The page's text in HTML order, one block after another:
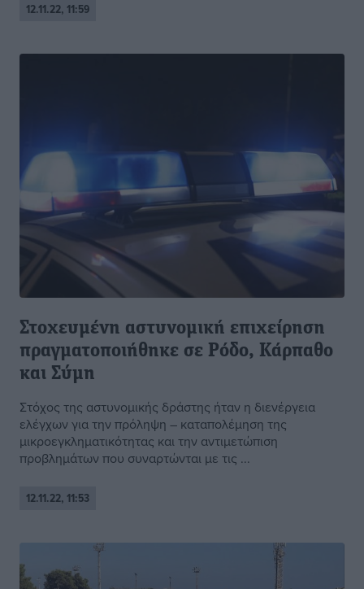
12.11.22, 11:59
Στοχευμένη αστυνομική επιχείρηση
πραγματοποιήθηκε σε Ρόδο, Κάρπαθο
και Σύμη
Στόχος της αστυνομικής δράστης ήταν η διενέργεια
ελέγχων για την πρόληψη – καταπολέμηση της
μικροεγκληματικότητας και την αντιμετώπιση
προβλημάτων που συναρτώνται με τις ...
12.11.22, 11:53